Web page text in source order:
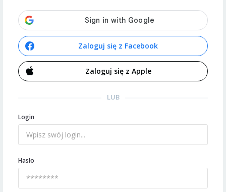
Zaloguj się z Facebook
Zaloguj się z Apple
LUB
Login
Hasło